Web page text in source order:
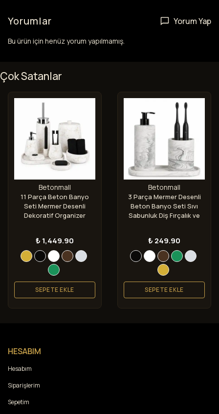
Yorumlar Yorum Yap
Bu ürün için henüz yorum yapılmamış.
Çok Satanlar
Betonmall
11 Parça Beton Banyo
Seti Mermer Desenli
Dekoratif Organizer
₺ 1,449.90
SEPETE EKLE
Betonmall
3 Parça Mermer Desenli
Beton Banyo Seti Sıvı
Sabunluk Diş Fırçalık ve
₺ 249.90
SEPETE EKLE
HESABIM
Hesabım
Siparişlerim
Sepetim